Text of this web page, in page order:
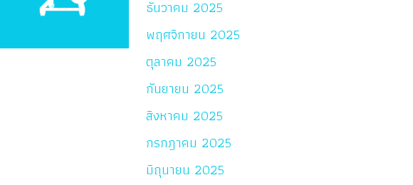
ธันวาคม 2025
พฤศจิกายน 2025
ตุลาคม 2025
กันยายน 2025
สิงหาคม 2025
กรกฎาคม 2025
มิถุนายน 2025